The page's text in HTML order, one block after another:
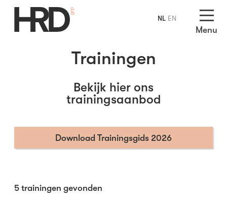
Menu
Trainingen
Bekijk hier ons
trainingsaanbod
Download Trainingsgids 2026
5 trainingen gevonden
NL EN